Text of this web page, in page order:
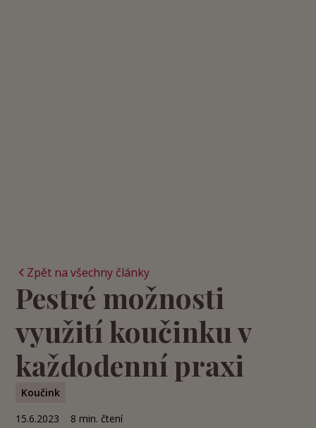
Zpět na všechny články
Pestré možnosti
využití koučinku v
každodenní praxi
Koučink
15.6.2023
8 min. čtení